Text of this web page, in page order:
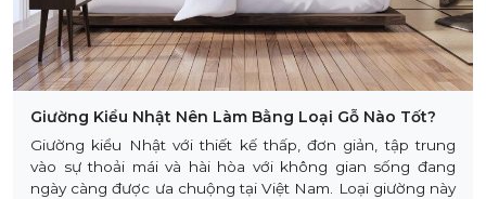
Giường Kiểu Nhật Nên Làm Bằng Loại Gỗ Nào Tốt?
Giường kiểu Nhật với thiết kế thấp, đơn giản, tập trung
vào sự thoải mái và hài hòa với không gian sống đang
ngày càng được ưa chuộng tại Việt Nam. Loại giường này